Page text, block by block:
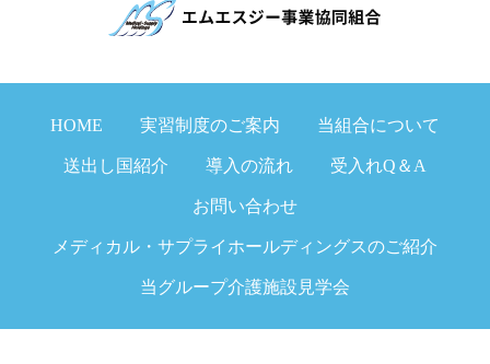
HOME 実習制度のご案内 当組合について
送出し国紹介 導入の流れ 受入れQ＆A
お問い合わせ
メディカル・サプライホールディングスのご紹介
当グループ介護施設見学会